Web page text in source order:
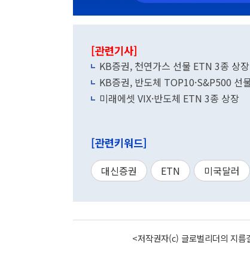
[관련기사]
KB증권, 천연가스 선물 ETN 3종 상장
KB증권, 반도체 TOP10·S&P500 선
미래에셋 VIX·반도체 ETN 3종 상장
[관련키워드]
대신증권 ETN 미국달러
<저작권자(c) 글로벌리더의 지